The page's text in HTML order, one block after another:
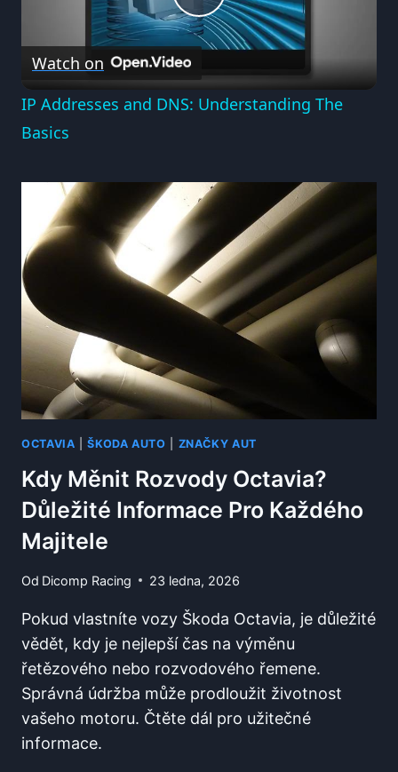
Play
Video
Watch on
IP Addresses and DNS: Understanding The
Basics
OCTAVIA |ŠKODA AUTO ZNAČKY AUT
Kdy Měnit Rozvody Octavia?
Důležité Informace Pro Každého
Majitele
Od Dicomp Racing 23 ledna, 2026
Pokud vlastníte vozy Škoda Octavia, je důležité
vědět, kdy je nejlepší čas na výměnu
řetězového nebo rozvodového řemene.
Správná údržba může prodloužit životnost
vašeho motoru. Čtěte dál pro užitečné
informace.